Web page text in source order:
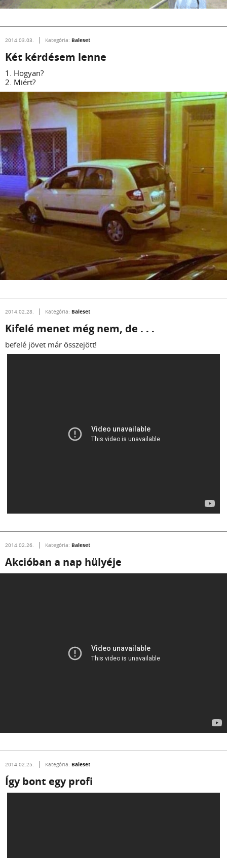
2014.03.03. Kategória: Baleset
Két kérdésem lenne
1. Hogyan?
2. Miért?
2014.02.28. Kategória: Baleset
Kifelé menet még nem, de . . .
befelé jövet már összejött!
2014.02.26. Kategória: Baleset
Akcióban a nap hülyéje
2014.02.25. Kategória: Baleset
Így bont egy profi